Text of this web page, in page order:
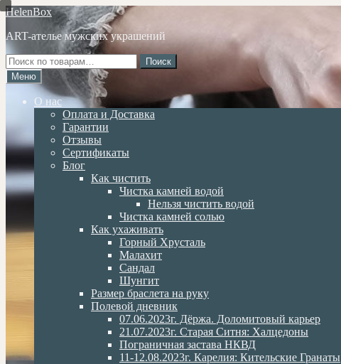
Перейти
навигации
Перейти
содержимому
HelenBox
ART-ателье мужских украшений
Искать:
Поиск
Меню
О нас
Оплата и Доставка
Гарантии
Отзывы
Сертификаты
Блог
Как чистить
Чистка камней водой
Нельзя чистить водой
Чистка камней солью
Как ухаживать
Горный Хрусталь
Малахит
Сандал
Шунгит
Размер браслета на руку
Полевой дневник
07.06.2023г. Дёржа. Доломитовый карьер
21.07.2023г. Старая Ситня: Халцедоны
Пограничная застава НКВД
11-12.08.2023г. Карелия: Кительские Гранаты